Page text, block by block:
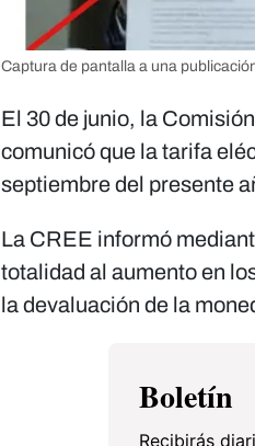
Captura de pantalla a una
El 30 de junio, la
comunicó que la tarifa
septiembre del presente
La CREE informó
totalidad al aumento en
la devaluación de la
Boletín
Recibirás